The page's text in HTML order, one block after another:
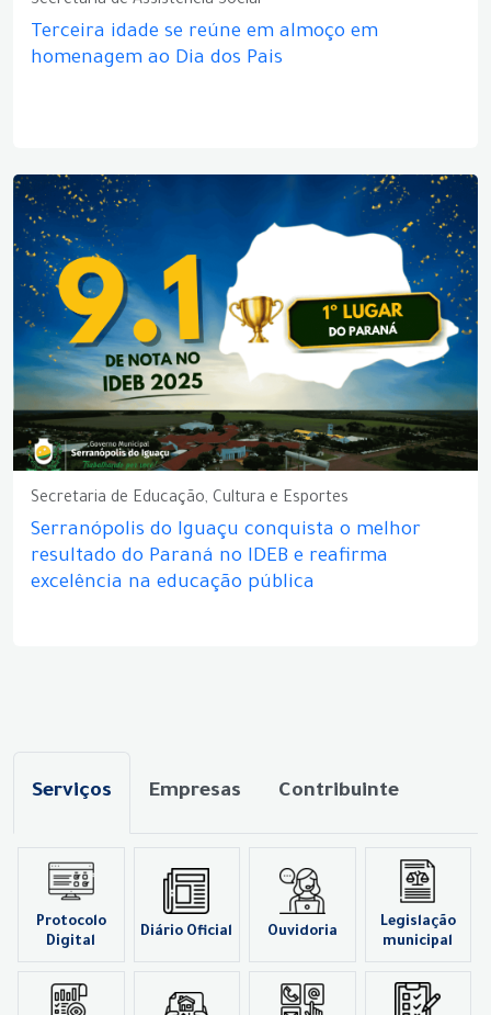
Terceira idade se reúne em almoço em
homenagem ao Dia dos Pais
Secretaria de Educação, Cultura e Esportes
Serranópolis do Iguaçu conquista o melhor
resultado do Paraná no IDEB e reafirma
excelência na educação pública
Serviços Empresas Contribuinte
Protocolo
Digital
Diário Oficial Ouvidoria
Legislação
municipal